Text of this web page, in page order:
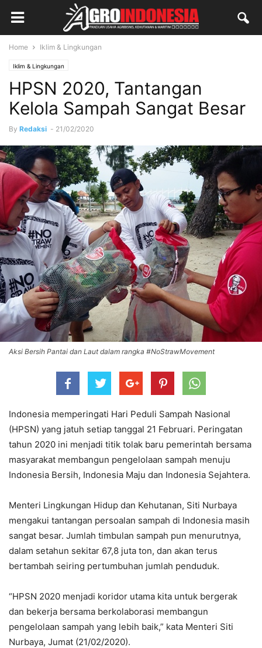
Home Iklim & Lingkungan
Iklim & Lingkungan
HPSN 2020, Tantangan
Kelola Sampah Sangat Besar
By Redaksi - 21/02/2020
Aksi Bersih Pantai dan Laut dalam rangka #NoStrawMovement
Indonesia memperingati Hari Peduli Sampah Nasional
(HPSN) yang jatuh setiap tanggal 21 Februari. Peringatan
tahun 2020 ini menjadi titik tolak baru pemerintah bersama
masyarakat membangun pengelolaan sampah menuju
Indonesia Bersih, Indonesia Maju dan Indonesia Sejahtera.
Menteri Lingkungan Hidup dan Kehutanan, Siti Nurbaya
mengakui tantangan persoalan sampah di Indonesia masih
sangat besar. Jumlah timbulan sampah pun menurutnya,
dalam setahun sekitar 67,8 juta ton, dan akan terus
bertambah seiring pertumbuhan jumlah penduduk.
“HPSN 2020 menjadi koridor utama kita untuk bergerak
dan bekerja bersama berkolaborasi membangun
pengelolaan sampah yang lebih baik,” kata Menteri Siti
Nurbaya, Jumat (21/02/2020).